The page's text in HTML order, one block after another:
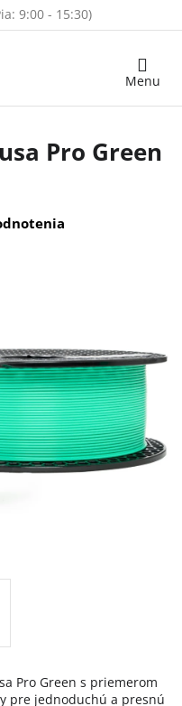
Nákupný
Pro Green
Pro Green s priemerom
pre jednoduchú a presnú